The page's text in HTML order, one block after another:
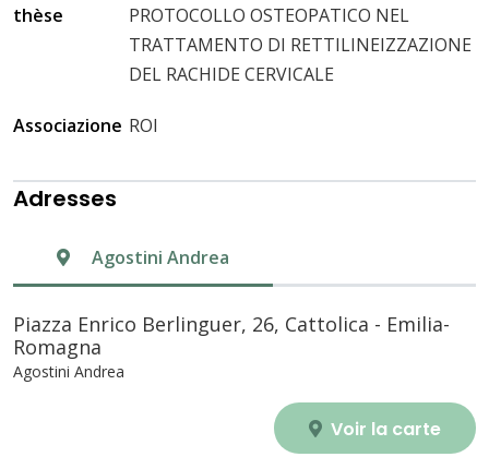
thèse
PROTOCOLLO OSTEOPATICO NEL
TRATTAMENTO DI RETTILINEIZZAZIONE
DEL RACHIDE CERVICALE
Associazione ROI
Adresses
Agostini Andrea
Piazza Enrico Berlinguer, 26, Cattolica - Emilia-
Romagna
Agostini Andrea
Voir la carte